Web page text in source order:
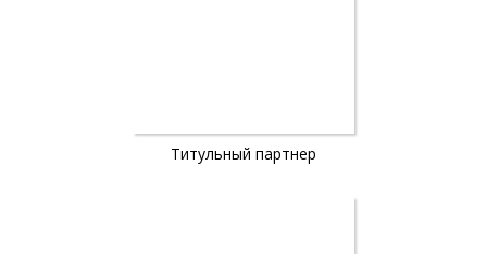
Титульный партнер